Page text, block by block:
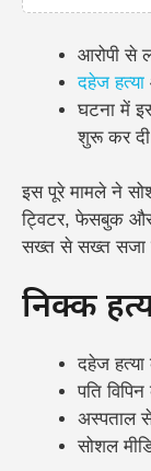
आरोपी से
दहेज हत्या
घटना में
शुरू कर
इस पूरे मामले ने
ट्विटर, फेसबुक और
सख्त से सख्त सजा
निक्की
दहेज हत्या
पति
अस्पताल से
सोशल